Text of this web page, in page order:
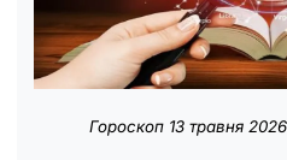
Гороскоп 13 травня